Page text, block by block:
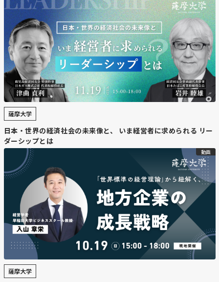
薩摩大学
日本・世界の経済社会の未来像と、 いま経営者に求められる リー
ダーシップとは
動画
薩摩大学